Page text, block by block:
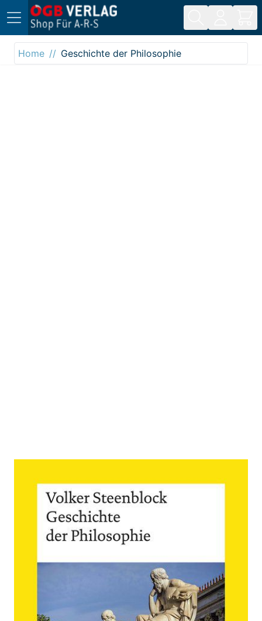
Direkt zum Inhalt
Home
Geschichte der Philosophie
Geschichte der Philosophie
Zur Wunschliste hinzufügen
06.11.2019
504 Seiten